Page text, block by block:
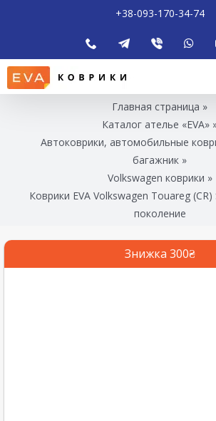
+38-093-170-34-74
Главная страница »
Каталог ателье «EVA»
Автоковрики, автомобильные
багажник »
Volkswagen коврики »
Коврики EVA Volkswagen Touareg (CR)
поколение
Знижка 300₴